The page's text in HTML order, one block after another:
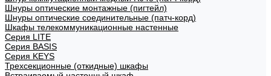
Шнуры оптические монтажные (пигтейл)
Шнуры оптические соединительные (патч-корд)
Шкафы телекоммуникационные настенные
Cерия LITE
Cерия BASIS
Cерия KEYS
Трехсекционные (откидные) шкафы